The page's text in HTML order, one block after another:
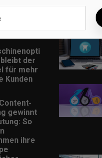
der
für mehr
Kunden
gewinnt
So
ihre